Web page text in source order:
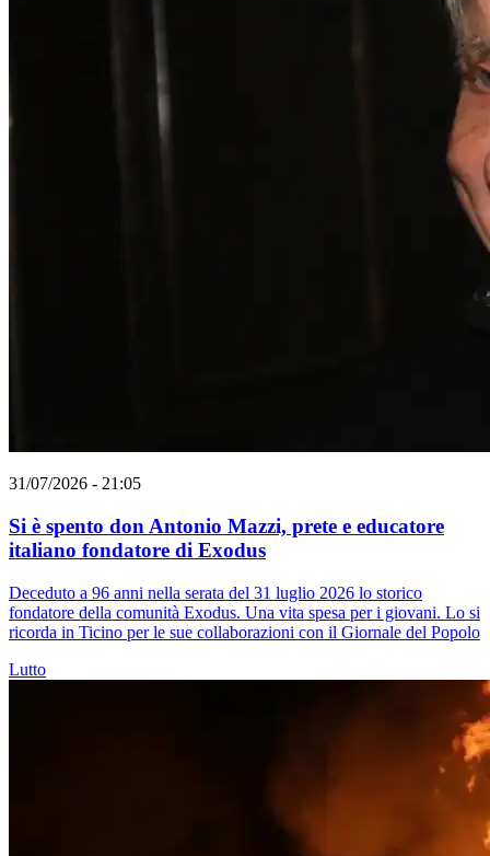
31/07/2026 - 21:05
Si è spento don Antonio Mazzi, prete e educatore
italiano fondatore di Exodus
Deceduto a 96 anni nella serata del 31 luglio 2026 lo storico
fondatore della comunità Exodus. Una vita spesa per i giovani. Lo si
ricorda in Ticino per le sue collaborazioni con il Giornale del Popolo
Lutto